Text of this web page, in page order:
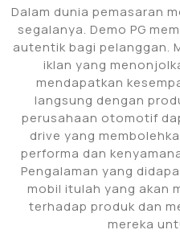
Dalam dunia pemasaran
segalanya. Demo PG
autentik bagi pelanggan.
iklan yang
mendapatkan
langsung dengan
perusahaan otomotif
drive yang
performa dan
Pengalaman yang
mobil itulah yang akan
terhadap produk dan
mereka